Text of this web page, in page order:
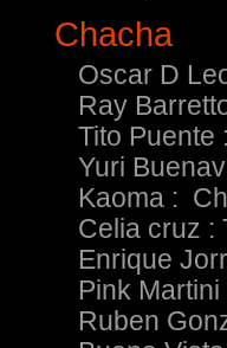
Chacha
Oscar D
Ray
Tito Puente
Yuri
Kaoma :
Celia cruz :
Enrique
Pink
Ruben